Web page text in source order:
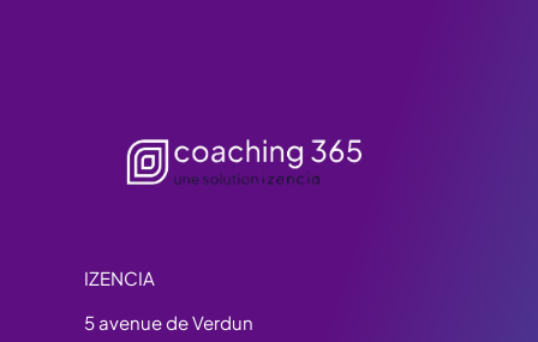
IZENCIA
5 avenue de Verdun